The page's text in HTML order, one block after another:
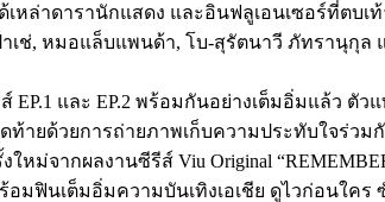
เหล่าดารานักแสดง และอินฟลูเอนเซอร์ที่ต
เช่, หมอแล็บแพนด้า, โบ-สุรัตนาวี ภัทรานุกุ
EP.1 และ EP.2 พร้อมกันอย่างเต็มอิ่มแล้ว
ายด้วยการถ่ายภาพเก็บความประทับใจร่วม
หม่จากผลงานซีรีส์ Viu Original
ร้อมฟินเต็มอิ่มความบันเทิงเอเชีย ดูไวก่อนใ